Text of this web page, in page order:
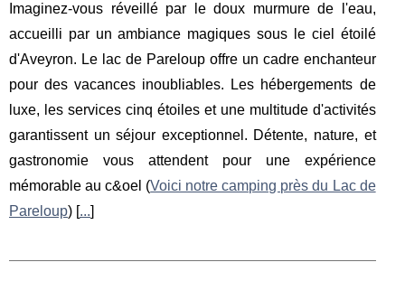
Imaginez-vous réveillé par le doux murmure de l'eau,
accueilli par un ambiance magiques sous le ciel étoilé
d'Aveyron. Le lac de Pareloup offre un cadre enchanteur
pour des vacances inoubliables. Les hébergements de
luxe, les services cinq étoiles et une multitude d'activités
garantissent un séjour exceptionnel. Détente, nature, et
gastronomie vous attendent pour une expérience
mémorable au c&oel (Voici notre camping près du Lac de
Pareloup) [...]